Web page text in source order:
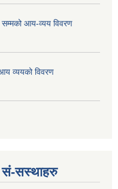
आय-व्यय विवरण
व्ययको विवरण
सं-सस्थाहरु